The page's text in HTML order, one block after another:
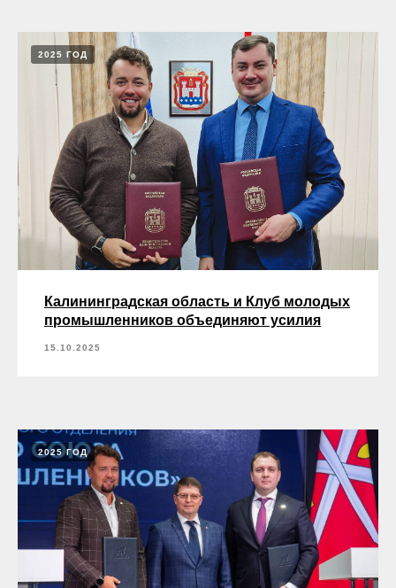
2025 ГОД
Калининградская область и Клуб молодых
промышленников объединяют усилия
15.10.2025
2025 ГОД